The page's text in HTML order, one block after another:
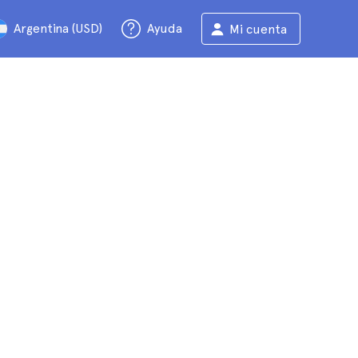
Argentina (USD) Ayuda Mi cuenta